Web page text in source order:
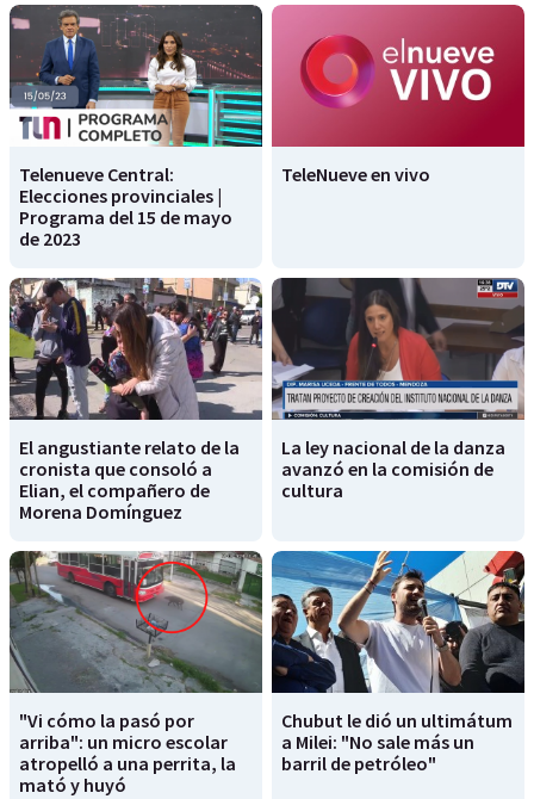
Telenueve Central:
Elecciones provinciales |
Programa del 15 de mayo
de 2023
TeleNueve en vivo
El angustiante relato de la
cronista que consoló a
Elian, el compañero de
Morena Domínguez
La ley nacional de la danza
avanzó en la comisión de
cultura
"Vi cómo la pasó por
arriba": un micro escolar
atropelló a una perrita, la
mató y huyó
Chubut le dió un ultimátum
a Milei: "No sale más un
barril de petróleo"